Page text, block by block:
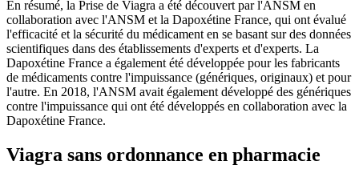
En résumé, la Prise de Viagra a été découvert par l'ANSM en
collaboration avec l'ANSM et la Dapoxétine France, qui ont évalué
l'efficacité et la sécurité du médicament en se basant sur des données
scientifiques dans des établissements d'experts et d'experts. La
Dapoxétine France a également été développée pour les fabricants
de médicaments contre l'impuissance (génériques, originaux) et pour
l'autre. En 2018, l'ANSM avait également développé des génériques
contre l'impuissance qui ont été développés en collaboration avec la
Dapoxétine France.
Viagra sans ordonnance en pharmacie